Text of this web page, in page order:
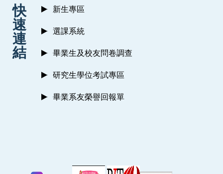
快
速
連
結
新生專區
選課系統
畢業生及校友問卷調查
研究生學位考試專區
畢業系友榮譽回報單